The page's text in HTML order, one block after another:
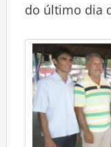
do último dia